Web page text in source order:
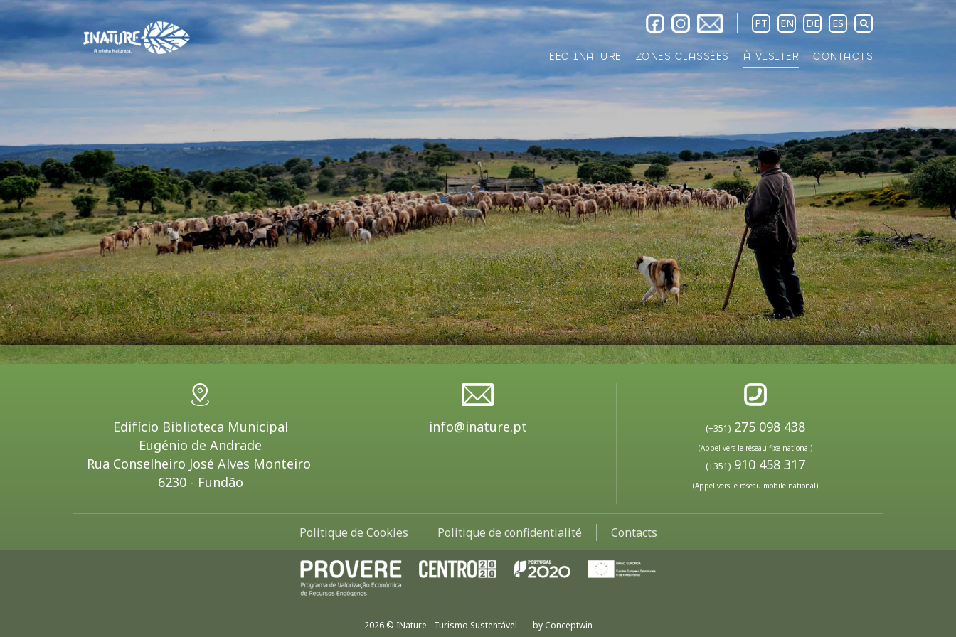
PT EN DE ES
EEC INATURE ZONES CLASSÉES À VISITER CONTACTS
Edifício Biblioteca Municipal
Eugénio de Andrade
Rua Conselheiro José Alves Monteiro
6230 - Fundão
info@inature.pt (+351) 275 098 438
(Appel vers le réseau fixe national)
(+351) 910 458 317
(Appel vers le réseau mobile national)
Politique de Cookies Politique de confidentialité Contacts
2026 © INature - Turismo Sustentável - by Conceptwin